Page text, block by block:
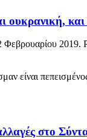
ουκρανική,
Φεβρουαρίου 2019.
είναι
στο